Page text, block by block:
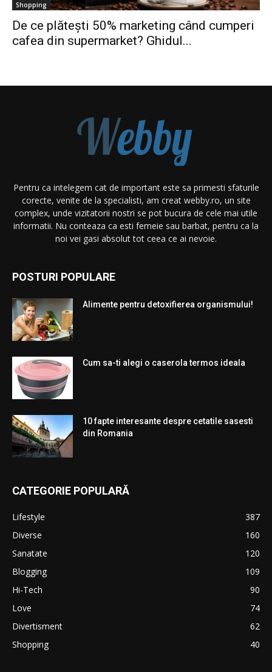
Shopping
De ce plătești 50% marketing când cumperi
cafea din supermarket? Ghidul...
Pentru ca intelegem cat de important este sa primesti sfaturile
corecte, venite de la specialisti, am creat webby.ro, un site
complex, unde vizitatorii nostri se pot bucura de cele mai utile
informatii. Nu conteaza ca esti femeie sau barbat, pentru ca la
noi vei gasi absolut tot ceea ce ai nevoie.
POSTURI POPULARE
Alimente pentru detoxifierea organismului!
Cum sa-ti alegi o caserola termos ideala
10 fapte interesante despre cetatile sasesti
din Romania
CATEGORIE POPULARĂ
Lifestyle
387
Diverse
160
Sanatate
120
Blogging
109
Hi-Tech
90
Love
74
Divertisment
62
Shopping
40